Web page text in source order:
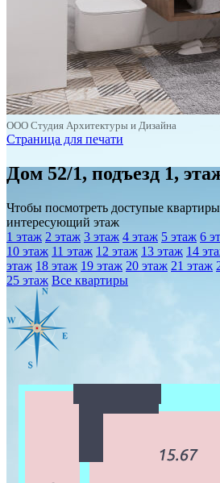
ООО Студия Архитектуры и Дизайна
Страница для печати
Дом 52/1, подъезд 1,
Чтобы посмотреть доступые
интересующий этаж
1 этаж 2 этаж 3 этаж 4 этаж 5 этаж 6
10 этаж 11 этаж 12 этаж 13 этаж 14
этаж 18 этаж 19 этаж 20 этаж 21 этаж
25 этаж Все квартиры